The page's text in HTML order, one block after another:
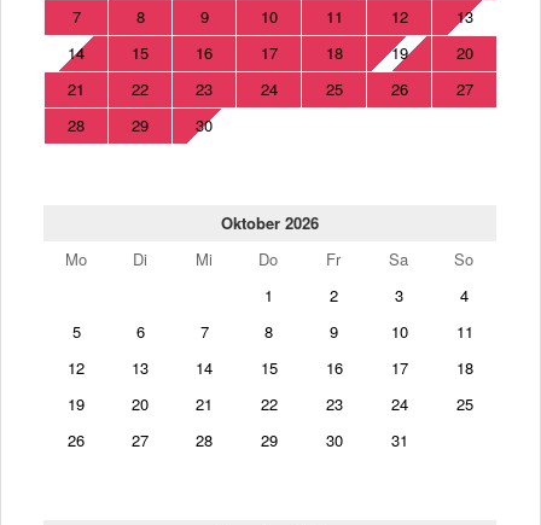
7
8 9 10 11 12
13
14
15 16 17 18 19
20
21
22 23 24 25 26
27
28
29 30
Oktober 2026
Mo
Di Mi Do Fr Sa
So
1
2 3
4
5
6 7 8 9 10
11
12
13 14 15 16 17
18
19
20 21 22 23 24
25
26
27 28 29 30 31